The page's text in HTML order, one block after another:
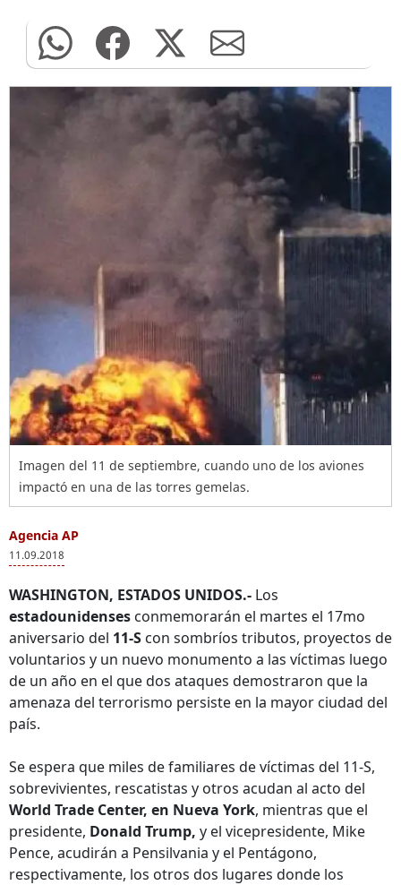
Imagen del 11 de septiembre, cuando uno de los aviones
impactó en una de las torres gemelas.
Agencia AP
11.09.2018
WASHINGTON, ESTADOS UNIDOS.- Los
estadounidenses conmemorarán el martes el 17mo
aniversario del 11-S con sombríos tributos, proyectos de
voluntarios y un nuevo monumento a las víctimas luego
de un año en el que dos ataques demostraron que la
amenaza del terrorismo persiste en la mayor ciudad del
país.
Se espera que miles de familiares de víctimas del 11-S,
sobrevivientes, rescatistas y otros acudan al acto del
World Trade Center, en Nueva York, mientras que el
presidente, Donald Trump, y el vicepresidente, Mike
Pence, acudirán a Pensilvania y el Pentágono,
respectivamente, los otros dos lugares donde los